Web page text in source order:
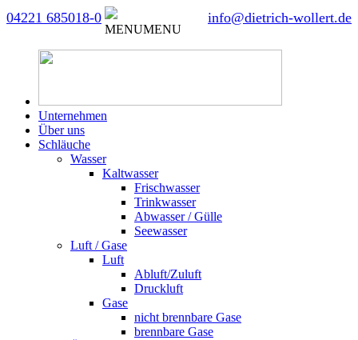
04221 685018-0 info@dietrich-wollert.de
MENUMENU
Unternehmen
Über uns
Schläuche
Wasser
Kaltwasser
Frischwasser
Trinkwasser
Abwasser / Gülle
Seewasser
Luft / Gase
Luft
Abluft/Zuluft
Druckluft
Gase
nicht brennbare Gase
brennbare Gase